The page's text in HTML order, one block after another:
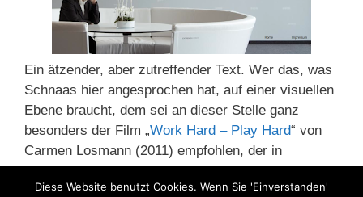
Ein ätzender, aber zutreffender Text. Wer das, was
Schnaas hier angesprochen hat, auf einer visuellen
Ebene braucht, dem sei an dieser Stelle ganz
besonders der Film „Work Hard – Play Hard“ von
Carmen Losmann (2011) empfohlen, der in
eindringlichen Bildern den Terror, weil
Menschenfeindlichkeit „moderner“ Arbeitswelten
Diese Website benutzt Cookies. Wenn Sie 'Einverstanden'